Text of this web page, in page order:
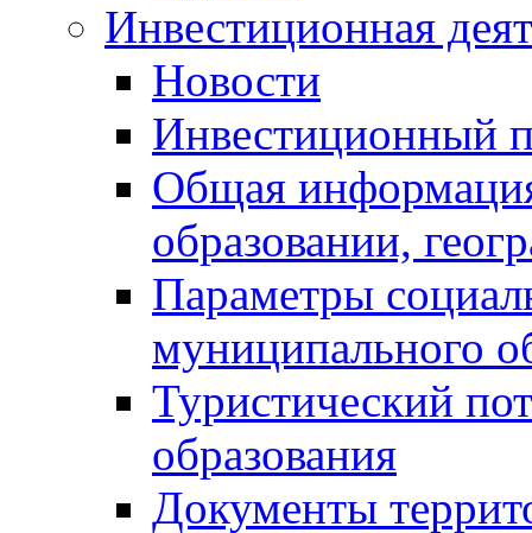
Инвестиционная
Новости
Инвестиционный
Общая
образовании,
Параметры
муниципального
Туристический
образования
Документы